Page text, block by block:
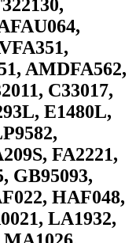
AMDFA562,
C33017,
E1480L,
FA2221,
GB95093,
HAF048,
LA1932,